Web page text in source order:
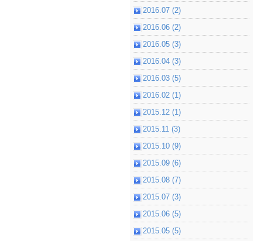
2016.07 (2)
2016.06 (2)
2016.05 (3)
2016.04 (3)
2016.03 (5)
2016.02 (1)
2015.12 (1)
2015.11 (3)
2015.10 (9)
2015.09 (6)
2015.08 (7)
2015.07 (3)
2015.06 (5)
2015.05 (5)